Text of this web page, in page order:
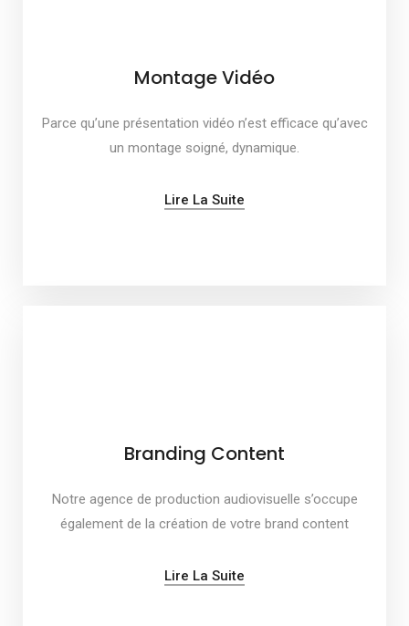
Montage Vidéo
Parce qu’une présentation vidéo n’est efficace qu’avec
un montage soigné, dynamique.
Lire La Suite
Branding Content
Notre agence de production audiovisuelle s’occupe
également de la création de votre brand content
Lire La Suite